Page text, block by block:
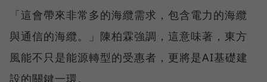
「這會帶來非常多的海纜需求，包含電力的海纜
與通信的海纜。」陳柏霖強調，這意味著，東方
風能不只是能源轉型的受惠者，更將是AI基礎建
設的關鍵一環。